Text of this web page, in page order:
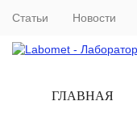
Статьи Новости
ГЛАВНАЯ